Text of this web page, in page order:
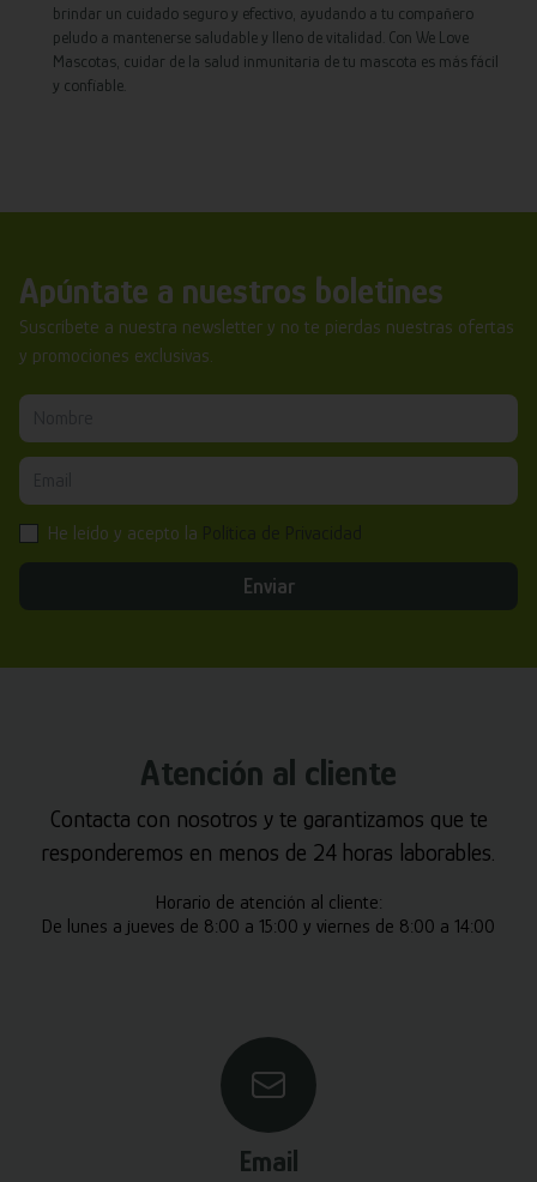
brindar un cuidado seguro y efectivo, ayudando a tu compañero
peludo a mantenerse saludable y lleno de vitalidad. Con We Love
Mascotas, cuidar de la salud inmunitaria de tu mascota es más fácil
y confiable.
Apúntate a nuestros boletines
Suscríbete a nuestra newsletter y no te pierdas nuestras ofertas
y promociones exclusivas.
He leído y acepto la
Enviar
Atención al cliente
Contacta con nosotros y te garantizamos que te
responderemos en menos de 24 horas laborables.
Horario de atención al cliente:
De lunes a jueves de 8:00 a 15:00 y viernes de 8:00 a 14:00
Email